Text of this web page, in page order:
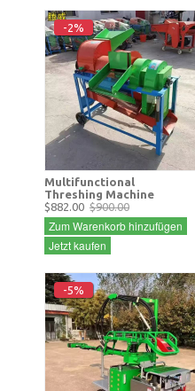
-2%
Multifunctional
Threshing Machine
$882.00 $900.00
Zum Warenkorb hinzufügen
Jetzt kaufen
-5%